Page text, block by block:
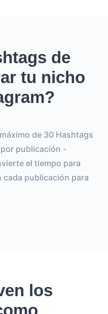
de
tu nicho
de 30 Hashtags
publicación -
el tiempo para
publicación para
los